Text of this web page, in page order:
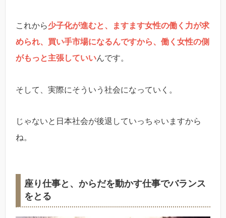
これから少子化が進むと、ますます女性の働く力が求
められ、買い手市場になるんですから、働く女性の側
がもっと主張していいんです。
そして、実際にそういう社会になっていく。
じゃないと日本社会が後退していっちゃいますから
ね。
座り仕事と、からだを動かす仕事でバランス
をとる